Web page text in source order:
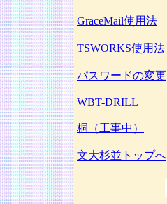
GraceMail使用法
TSWORKS使用法
パスワードの変更
WBT-DRILL
桐（工事中）
文大杉並トップへ